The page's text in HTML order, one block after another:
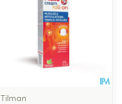
Tilman